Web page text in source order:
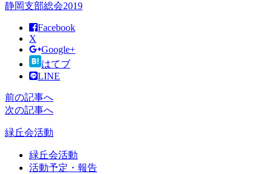
静岡支部総会2019
Facebook
X
Google+
はてブ
LINE
前の記事へ
次の記事へ
緑丘会活動
緑丘会活動
活動予定・報告